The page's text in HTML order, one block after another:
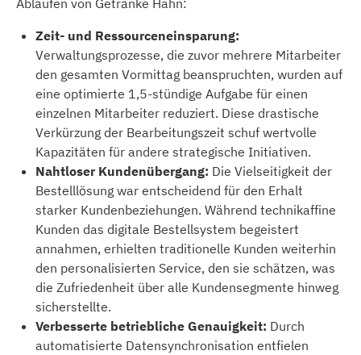
Zeit- und Ressourceneinsparung:
Verwaltungsprozesse, die zuvor mehrere Mitarbeiter
den gesamten Vormittag beanspruchten, wurden auf
eine optimierte 1,5-stündige Aufgabe für einen
einzelnen Mitarbeiter reduziert. Diese drastische
Verkürzung der Bearbeitungszeit schuf wertvolle
Kapazitäten für andere strategische Initiativen.
Nahtloser Kundenübergang: Die Vielseitigkeit der
Bestelllösung war entscheidend für den Erhalt
starker Kundenbeziehungen. Während technikaffine
Kunden das digitale Bestellsystem begeistert
annahmen, erhielten traditionelle Kunden weiterhin
den personalisierten Service, den sie schätzen, was
die Zufriedenheit über alle Kundensegmente hinweg
sicherstellte.
Verbesserte betriebliche Genauigkeit: Durch
automatisierte Datensynchronisation entfielen